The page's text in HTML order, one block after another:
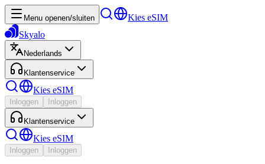
Menu openen/sluiten
Kies eSIM
Skyalo
Nederlands
Klantenservice
Kies eSIM
Inloggen Inloggen
Klantenservice
Kies eSIM
Inloggen Inloggen